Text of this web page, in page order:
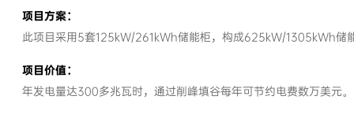
项目方案：
此项目采用5套125kW/261kWh储能柜，构成625kW/1305kWh储
项目价值：
年发电量达300多兆瓦时，通过削峰填谷每年可节约电费数万美元。